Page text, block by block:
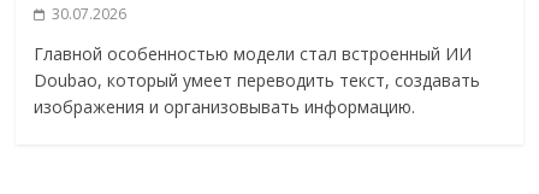
30.07.2026
Главной особенностью модели стал встроенный ИИ
Doubao, который умеет переводить текст, создавать
изображения и организовывать информацию.